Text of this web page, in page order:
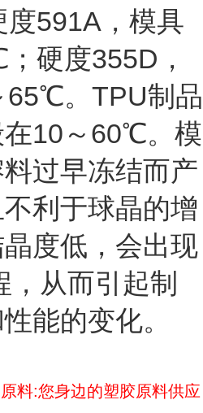
591A，模具
硬度355D，
65℃。TPU制品
10～60℃。模
过早冻结而产
利于球晶的增
度低，会出现
，从而引起制
能的变化。
料:您身边的塑胶原料供应